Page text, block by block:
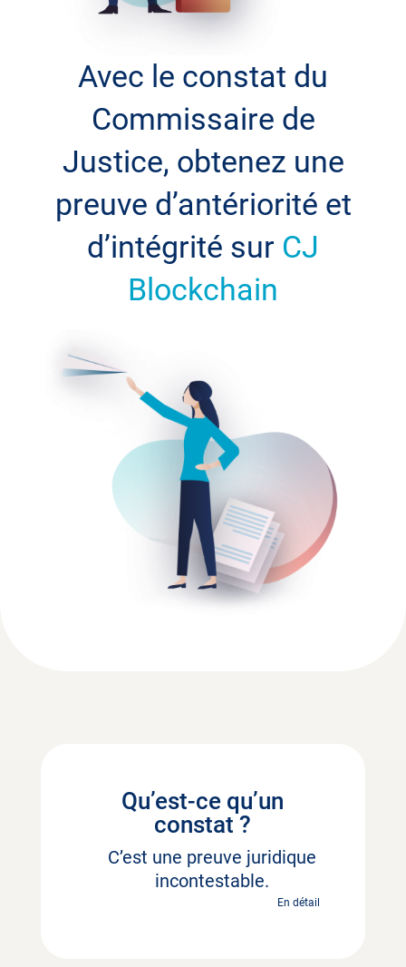
Avec le constat du
Commissaire de
Justice, obtenez une
preuve d’antériorité et
d’intégrité sur CJ
Blockchain
Qu’est-ce qu’un
constat ?
C’est une preuve juridique
incontestable.
En détail